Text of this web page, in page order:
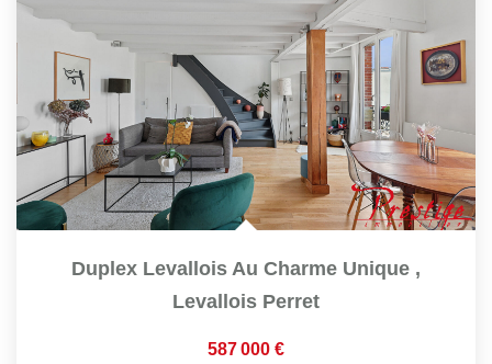
Duplex Levallois Au Charme Unique ,
Levallois Perret
587 000 €